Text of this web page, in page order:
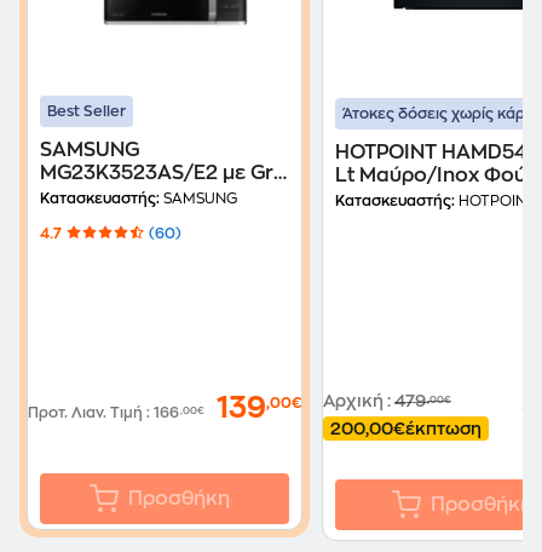
Best Seller
SAMSUNG
MG23K3523AS/E2 με Grill
23 Lt Inox Φούρνος
Κατασκευαστής: SAMSUNG
4.7 (60)
Προτ. Λιαν. Τιμή : 166,00€ 139,00€
Προσθήκη
Άτοκες δόσεις χωρίς κάρτα
HOTPOINT
Lt Μαύρο/Inox
Μικροκυμάτων
Κατασκευαστής: HOTPOINT
Αρχική : 479,00€
200,00€έκπτωση
Προσθήκη